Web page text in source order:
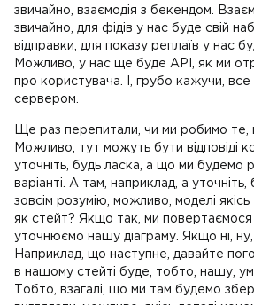
звичайно, взаємодія з бекендом.
звичайно, для фідів у нас буде свій
відправки, для показу реплаїв у нас
Можливо, у нас ще буде API, як ми
про користувача. І, грубо кажучи, все
сервером.
Ще раз перепитали, чи ми робимо те,
Можливо, тут можуть бути відповіді
уточніть, будь ласка, а що ми будемо
варіанті. А там, наприклад, а уточніть,
зовсім розумію, можливо, моделі
як стейт? Якщо так, ми повертаємося
уточнюємо нашу діаграму. Якщо ні,
Наприклад, що наступне, давайте
в нашому стейті буде, тобто, нашу,
Тобто, взагалі, що ми там будемо